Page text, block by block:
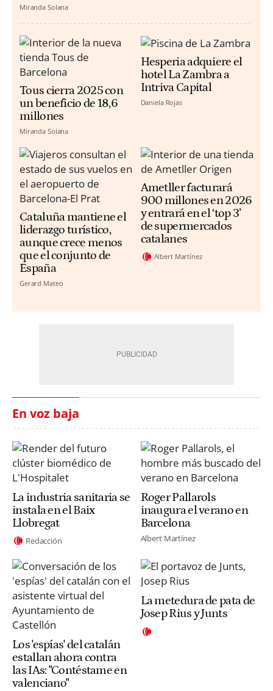
Miranda Solana
Tous cierra 2025 con
un beneficio de 18,6
millones
Miranda Solana
Hesperia adquiere el
hotel La Zambra a
Intriva Capital
Daniela Rojas
Cataluña mantiene el
liderazgo turístico,
aunque crece menos
que el conjunto de
España
Gerard Mateo
Ametller facturará
900 millones en 2026
y entrará en el ‘top 3’
de supermercados
catalanes
Albert Martínez
En voz baja
La industria sanitaria se
instala en el Baix
Llobregat
Redacción
Roger Pallarols
inaugura el verano en
Barcelona
Albert Martínez
Los 'espías' del catalán
estallan ahora contra
las IAs: "Contéstame en
valenciano"
La metedura de pata de
Josep Rius y Junts